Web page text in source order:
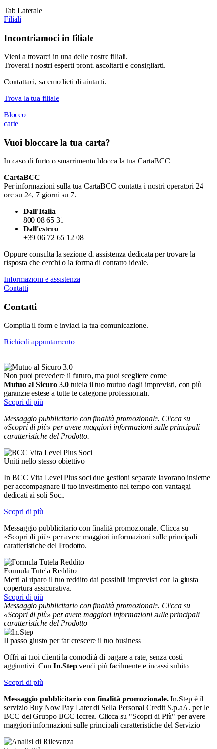
Tab Laterale
Filiali
Incontriamoci in filiale
Vieni a trovarci in una delle nostre filiali.
Troverai i nostri esperti pronti ascoltarti e consigliarti.
Contattaci, saremo lieti di aiutarti.
Trova la tua filiale
Blocco
carte
Vuoi bloccare la tua carta?
In caso di furto o smarrimento blocca la tua CartaBCC.
CartaBCC
Per informazioni sulla tua CartaBCC contatta i nostri operatori 24
ore su 24, 7 giorni su 7.
Dall'Italia
800 08 65 31
Dall'estero
+39 06 72 65 12 08
Oppure consulta la sezione di assistenza dedicata per trovare la
risposta che cerchi o la forma di contatto ideale.
Informazioni e assistenza
Contatti
Contatti
Compila il form e inviaci la tua comunicazione.
Richiedi appuntamento
Non puoi prevedere il futuro, ma puoi scegliere come
Mutuo al Sicuro 3.0 tutela il tuo mutuo dagli imprevisti, con più
garanzie estese a tutte le categorie professionali.
Scopri di più
Messaggio pubblicitario con finalità promozionale. Clicca su
«Scopri di più» per avere maggiori informazioni sulle principali
caratteristiche del Prodotto.
Uniti nello stesso obiettivo
In BCC Vita Level Plus soci due gestioni separate lavorano insieme
per accompagnare il tuo investimento nel tempo con vantaggi
dedicati ai soli Soci.
Scopri di più
Messaggio pubblicitario con finalità promozionale. Clicca su
«Scopri di più» per avere maggiori informazioni sulle principali
caratteristiche del Prodotto.
Formula Tutela Reddito
Metti al riparo il tuo reddito dai possibili imprevisti con la giusta
copertura assicurativa.
Scopri di più
Messaggio pubblicitario con finalità promozionale. Clicca su
«Scopri di più» per avere maggiori informazioni sulle principali
caratteristiche del Prodotto
Il passo giusto per far crescere il tuo business
Offri ai tuoi clienti la comodità di pagare a rate, senza costi
aggiuntivi. Con In.Step vendi più facilmente e incassi subito.
Scopri di più
Messaggio pubblicitario con finalità promozionale. In.Step è il
servizio Buy Now Pay Later di Sella Personal Credit S.p.aA. per le
BCC del Gruppo BCC Iccrea. Clicca su "Scopri di Più" per avere
maggiori informazioni sulle principali caratteristiche del Servizio.